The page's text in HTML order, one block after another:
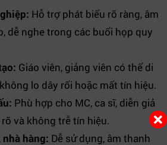
Hỗ trợ phát biểu rõ ràng, âm
dễ nghe trong các buổi họp quy
Giáo viên, giảng viên có thể di
lo dây rối hoặc mất tín hiệu.
Phù hợp cho MC, ca sĩ, diễn giả
và không trễ tín hiệu.
hàng: Dễ sử dụng, âm thanh